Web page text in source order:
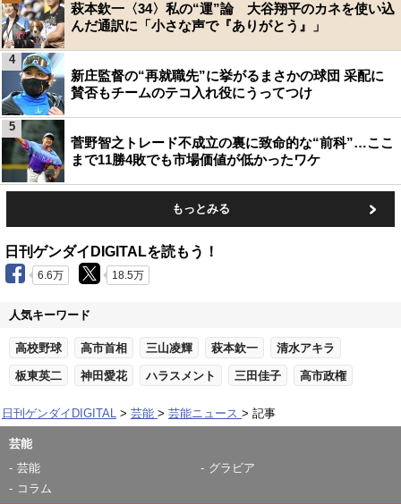
萩本欽一〈34〉私の“運”論 大谷翔平のカネを使い込
んだ通訳に「小さな声で『ありがとう』」
新庄監督の“再就職先”に挙がるまさかの球団 采配に
賛否もチームのテコ入れ役にうってつけ
4
菅野智之トレード不成立の裏に致命的な“前科”…ここ
まで11勝4敗でも市場価値が低かったワケ
5
もっとみる
日刊ゲンダイDIGITALを読もう！
6.6万 18.5万
人気キーワード
高校野球 高市首相 三山凌輝 萩本欽一 清水アキラ
板東英二 神田愛花 ハラスメント 三田佳子 高市政権
日刊ゲンダイDIGITAL 芸能 芸能ニュース 記事
芸能
芸能
グラビア
コラム